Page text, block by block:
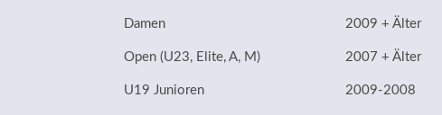
Damen 2009 + Älter
Open (U23, Elite, A, M) 2007 + Älter
U19 Junioren 2009-2008